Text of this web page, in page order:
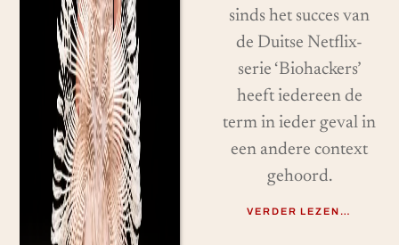
sinds het succes van
de Duitse Netflix-
serie ‘Biohackers’
heeft iedereen de
term in ieder geval in
een andere context
gehoord.
VERDER LEZEN…